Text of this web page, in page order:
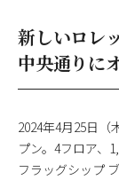
新しいロレ
中央通りに
2024年4月25日
プン。4フロア、
フラッグシップ